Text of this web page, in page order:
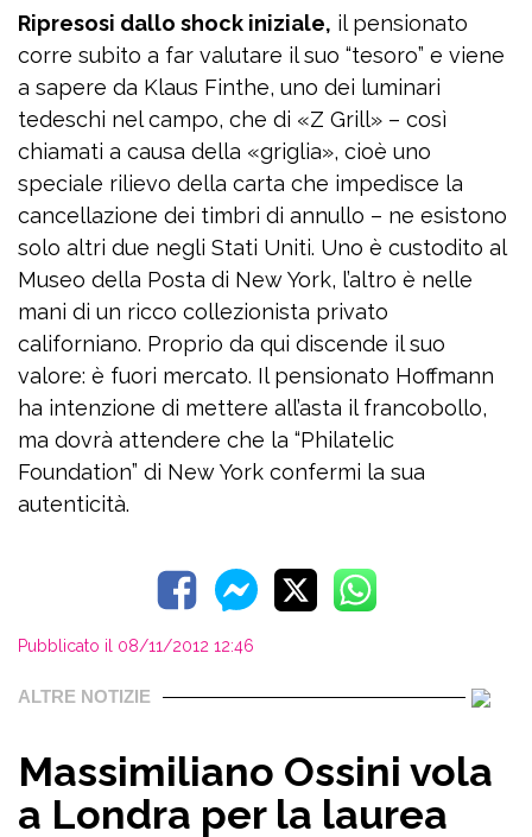
Ripresosi dallo shock iniziale, il pensionato
corre subito a far valutare il suo “tesoro” e viene
a sapere da Klaus Finthe, uno dei luminari
tedeschi nel campo, che di «Z Grill» – così
chiamati a causa della «griglia», cioè uno
speciale rilievo della carta che impedisce la
cancellazione dei timbri di annullo – ne esistono
solo altri due negli Stati Uniti. Uno è custodito al
Museo della Posta di New York, l’altro è nelle
mani di un ricco collezionista privato
californiano. Proprio da qui discende il suo
valore: è fuori mercato. Il pensionato Hoffmann
ha intenzione di mettere all’asta il francobollo,
ma dovrà attendere che la “Philatelic
Foundation” di New York confermi la sua
autenticità.
Pubblicato il 08/11/2012 12:46
ALTRE NOTIZIE
Massimiliano Ossini vola
a Londra per la laurea